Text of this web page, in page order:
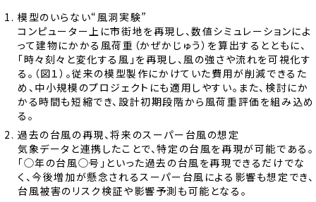
模型のいらない“風洞実験”
コンピューター上に市街地を再現し、数値シミュレーションによ
って建物にかかる風荷重（かぜかじゅう）を算出するとともに、
「時々刻々と変化する風」を再現し、風の強さや流れを可視化す
る。（図１）。従来の模型製作にかけていた費用が削減できるた
め、中小規模のプロジェクトにも適用しやすい。また、検討にか
かる時間も短縮でき、設計初期段階から風荷重評価を組み込め
る。
過去の台風の再現、将来のスーパー台風の想定
気象データと連携したことで、特定の台風を再現が可能である。
「◯年の台風◯号」といった過去の台風を再現できるだけでな
く、今後増加が懸念されるスーパー台風による影響も想定でき、
台風被害のリスク検証や影響予測も可能となる。